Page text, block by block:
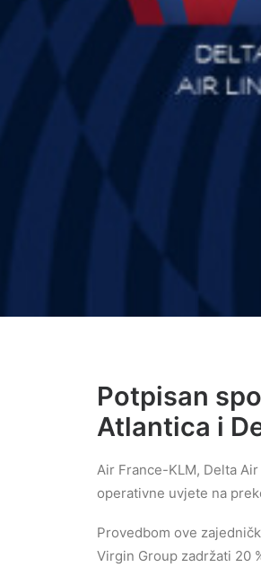
Potpisan
Atlantica i
Air France-KLM, Delta
operativne uvjete na
Provedbom ove
Virgin Group zadržati 20